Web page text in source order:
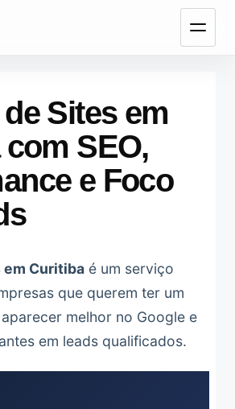
Sites em
SEO,
e Foco
em Curitiba é um serviço
que querem ter um
melhor no Google e
em leads qualificados.